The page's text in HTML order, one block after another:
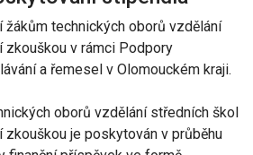
technických oborů vzdělání
zkouškou v rámci Podpory
a řemesel v Olomouckém kraji.
oborů vzdělání středních škol
zkouškou je poskytován v průběhu